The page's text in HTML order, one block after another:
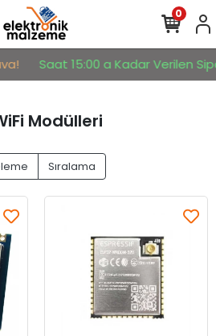
Saat 15:00 a Kadar Verilen
0
Modülleri
Sıralama